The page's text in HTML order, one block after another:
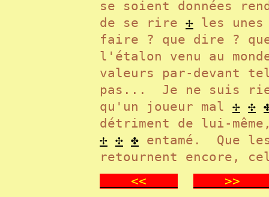
se soient données
de se rire ✢ les
faire ? que dire ?
l'étalon venu au
valeurs par-devant
pas... Je ne suis
qu'un joueur mal ✢ ✣
détriment de lui-
✢ ✣ ✤ entamé. Que
retournent encore,
<<